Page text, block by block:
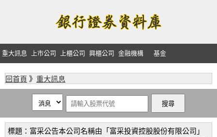
重大訊息 上市公司 上櫃公司 興櫃公司 金融機構 基金
回首頁 》 重大訊息
標題：富采公告本公司名稱由「富采投資控股股份有限公司」